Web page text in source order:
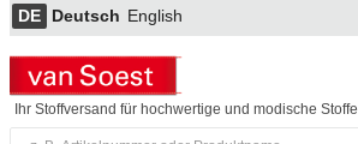
DE Deutsch English
Ihr Stoffversand für hochwertige und modische Stoffe